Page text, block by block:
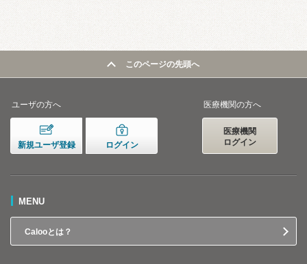
このページの先頭へ
ユーザの方へ
新規ユーザ登録 ログイン
医療機関の方へ
医療機関
ログイン
MENU
Calooとは？